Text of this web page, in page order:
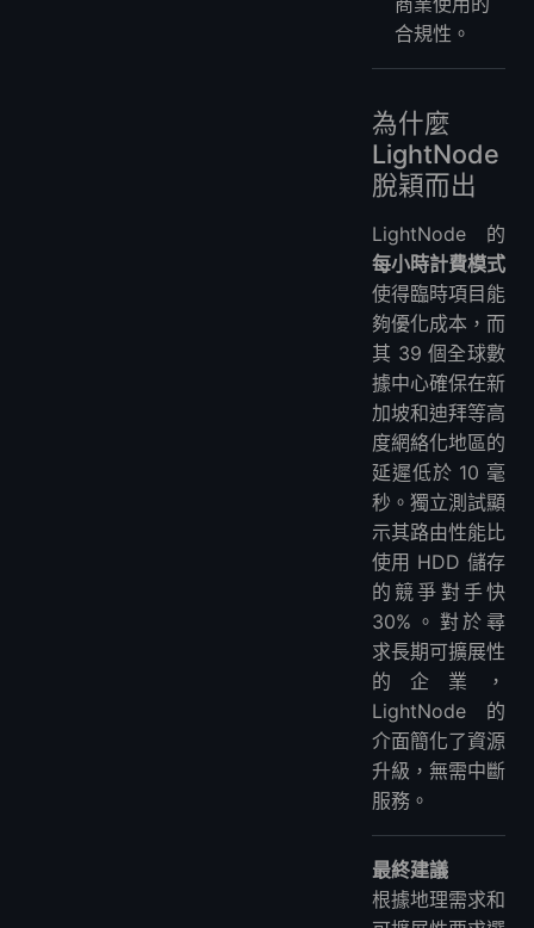
合規性。
為什麼
LightNode
脫穎而出
LightNode 的
每小時計費模式
使得臨時項目能
夠優化成本，而
其 39 個全球數
據中心確保在新
加坡和迪拜等高
度網絡化地區的
延遲低於 10 毫
秒。獨立測試顯
示其路由性能比
使用 HDD 儲存
的競爭對手快
30%。對於尋
求長期可擴展性
的企業，
LightNode 的
介面簡化了資源
升級，無需中斷
服務。
最終建議
根據地理需求和